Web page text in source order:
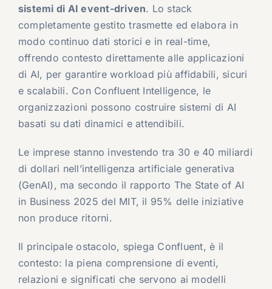
sistemi di AI event-driven. Lo stack
completamente gestito trasmette ed elabora in
modo continuo dati storici e in real-time,
offrendo contesto direttamente alle applicazioni
di AI, per garantire workload più affidabili, sicuri
e scalabili. Con Confluent Intelligence, le
organizzazioni possono costruire sistemi di AI
basati su dati dinamici e attendibili.
Le imprese stanno investendo tra 30 e 40 miliardi
di dollari nell’intelligenza artificiale generativa
(GenAI), ma secondo il rapporto The State of AI
in Business 2025 del MIT, il 95% delle iniziative
non produce ritorni.
Il principale ostacolo, spiega Confluent, è il
contesto: la piena comprensione di eventi,
relazioni e significati che servono ai modelli